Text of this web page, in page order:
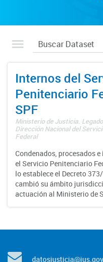
Internos del
Penitenciario
SPF
Ministerio de Justicia.
Dirección Nacional del
Federal
Condenados, procesados
el Servicio Penitenciario
lo establece el Decreto
cambió su ámbito
actuación al Ministerio de